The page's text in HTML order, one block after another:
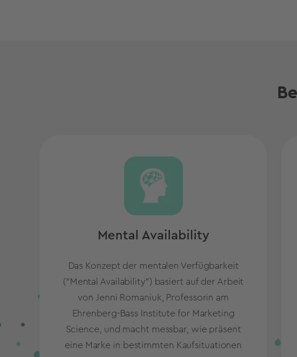
Mental Availability
Das Konzept der mentalen Verfügbarkeit
(“Mental Availability”) basiert auf der Arbeit
von Jenni Romaniuk, Professorin am
Ehrenberg-Bass Institute for Marketing
Science, und macht messbar, wie präsent
eine Marke in bestimmten Kaufsituationen